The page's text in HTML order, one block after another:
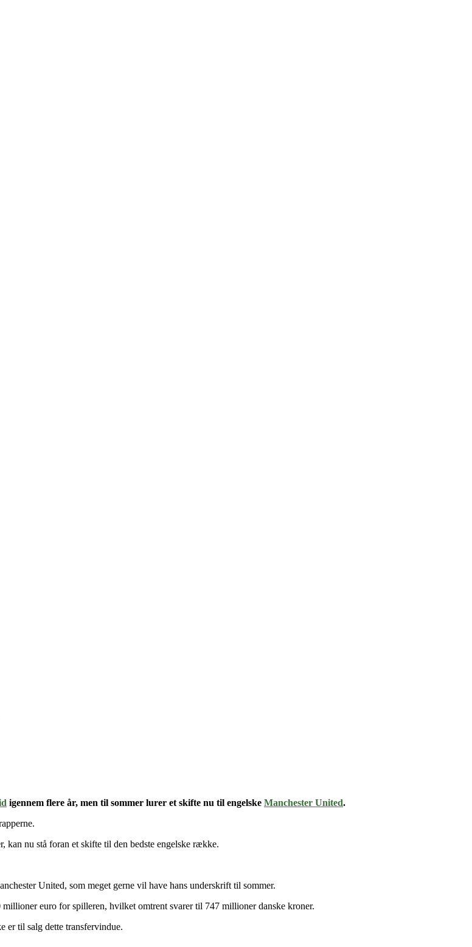
igennem flere år, men til sommer lurer et skifte nu til engelske Manchester United.
kan nu stå foran et skifte til den bedste engelske række.
United, som meget gerne vil have hans underskrift til sommer.
euro for spilleren, hvilket omtrent svarer til 747 millioner danske kroner.
er til salg dette transfervindue.